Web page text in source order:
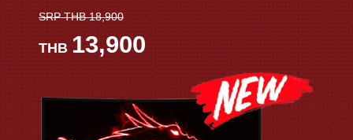
SRP THB 18,900
THB 13,900